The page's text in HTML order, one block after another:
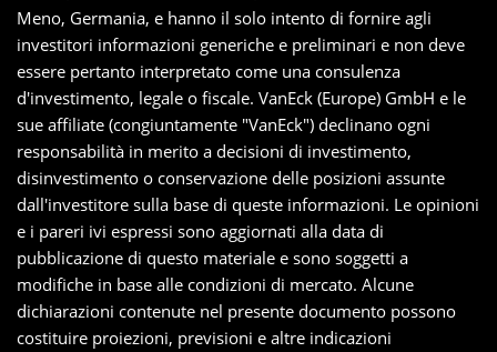
Meno, Germania, e hanno il solo intento di fornire agli
investitori informazioni generiche e preliminari e non deve
essere pertanto interpretato come una consulenza
d'investimento, legale o fiscale. VanEck (Europe) GmbH e le
sue affiliate (congiuntamente "VanEck") declinano ogni
responsabilità in merito a decisioni di investimento,
disinvestimento o conservazione delle posizioni assunte
dall'investitore sulla base di queste informazioni. Le opinioni
e i pareri ivi espressi sono aggiornati alla data di
pubblicazione di questo materiale e sono soggetti a
modifiche in base alle condizioni di mercato. Alcune
dichiarazioni contenute nel presente documento possono
costituire proiezioni, previsioni e altre indicazioni